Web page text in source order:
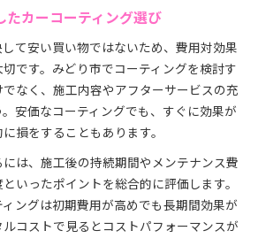
たカーコーティング選び
て安い買い物ではないため、費用対効果
です。みどり市でコーティングを検討す
なく、施工内容やアフターサービスの充
安価なコーティングでも、すぐに効果が
損をすることもあります。
は、施工後の持続期間やメンテナンス費
いったポイントを総合的に評価します。
ングは初期費用が高めでも長期間効果が
コストで見るとコストパフォーマンスが